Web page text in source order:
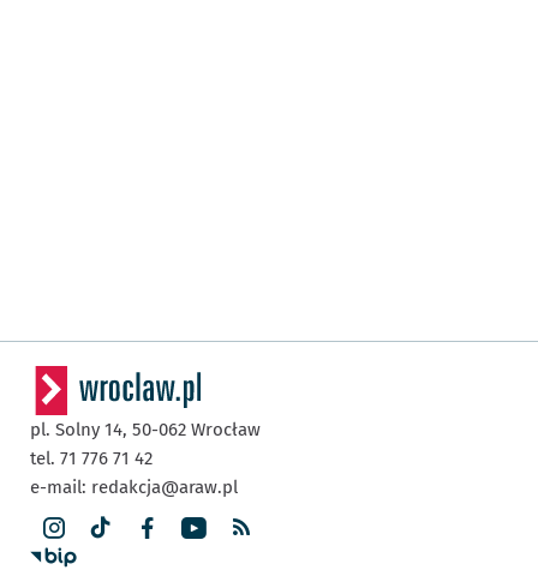
pl. Solny 14, 50-062 Wrocław
tel. 71 776 71 42
e-mail: redakcja@araw.pl